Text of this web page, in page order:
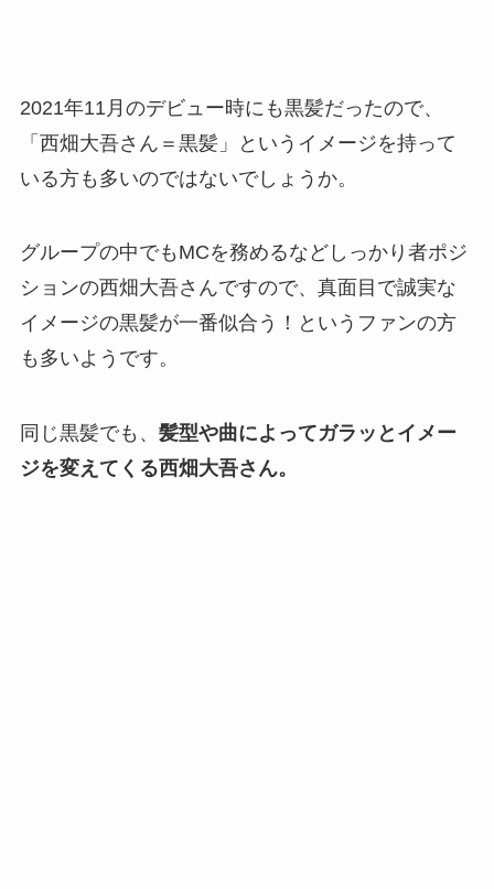
2021年11月のデビュー時にも黒髪だったので、
「西畑大吾さん＝黒髪」
というイメージを持って
いる方も多いのではないでしょうか。
グループの中でもMCを務めるなどしっかり者ポジ
ションの西畑大吾さんですので、真面目で誠実な
イメージの黒髪が一番似合う！というファンの方
も多いようです。
同じ黒髪でも、 髪型や曲によってガラッとイメー
ジを変えてくる西畑大吾さん。